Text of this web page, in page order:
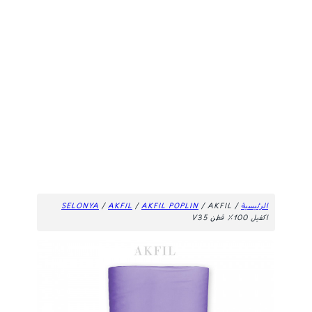
الرئيسية/
SELONYA /AKFIL /AKFIL POPLIN / AKFIL
اكفيل 100٪ قطن V35